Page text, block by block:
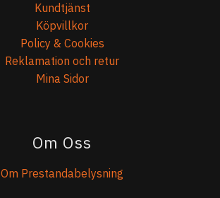
Kundtjänst
Köpvillkor
Policy & Cookies
Reklamation och retur
Mina Sidor
Om Oss
Om Prestandabelysning